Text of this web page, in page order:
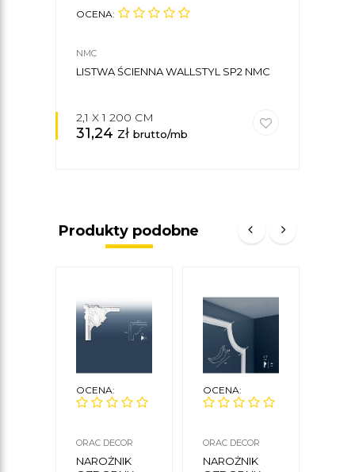
OCENA:
NMC
LISTWA ŚCIENNA WALLSTYL SP2 NMC
2,1 X 1 200 CM
31,24 zł brutto/mb
Produkty podobne
OCENA:
ORAC DECOR
NAROŻNIK
OCENA:
ORAC DECOR
NAROŻNIK